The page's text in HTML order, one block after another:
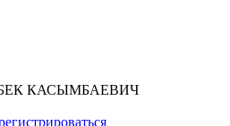
КАСЫМБАЕВИЧ